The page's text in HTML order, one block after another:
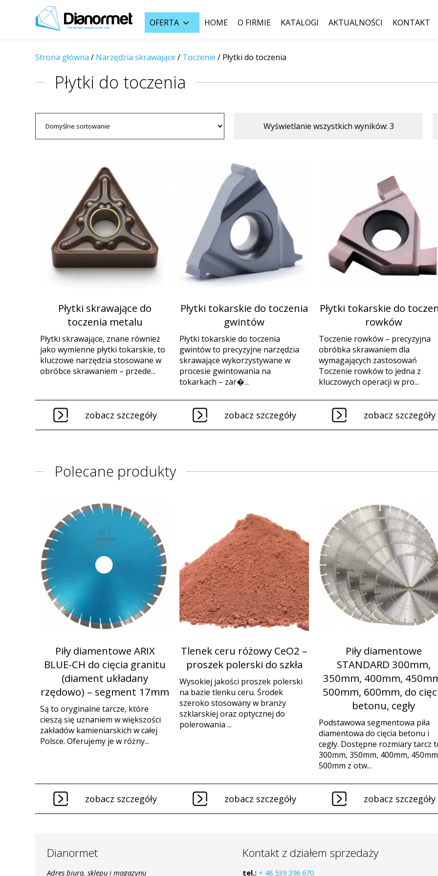
OFERTA HOME O FIRMIE KATALOGI AKTUALNOŚCI KONTAKT
Strona główna / Narzędzia skrawające / Toczenie / Płytki do toczenia
Płytki do toczenia
Wyświetlanie wszystkich wyników: 3
Płytki skrawające do
toczenia metalu
Płytki skrawające, znane również
jako wymienne płytki tokarskie, to
kluczowe narzędzia stosowane w
obróbce skrawaniem – przede...
zobacz szczegóły
Płytki tokarskie do toczenia
gwintów
Płytki tokarskie do toczenia
gwintów to precyzyjne narzędzia
skrawające wykorzystywane w
procesie gwintowania na
tokarkach – zar�...
zobacz szczegóły
Płytki tokarskie do
rowków
Toczenie rowków – precyzyjna
obróbka skrawaniem dla
wymagających zastosowań
Toczenie rowków to jedna z
kluczowych operacji w pro...
zobacz szczegóły
Polecane produkty
Piły diamentowe ARIX
BLUE-CH do cięcia granitu
(diament układany
rzędowo) – segment 17mm
Są to oryginalne tarcze, które
cieszą się uznaniem w większości
zakładów kamieniarskich w całej
Polsce. Oferujemy je w różny...
zobacz szczegóły
Tlenek ceru różowy CeO2 –
proszek polerski do szkła
Wysokiej jakości proszek polerski
na bazie tlenku ceru. Środek
szeroko stosowany w branży
szklarskiej oraz optycznej do
polerowania ...
zobacz szczegóły
Piły diamentowe
STANDARD 300mm,
350mm, 400mm,
500mm, 600mm, do
betonu, cegły
Podstawowa segmentowa piła
diamentowa do cięcia betonu i
cegły. Dostępne rozmiary tarcz
300mm, 350mm, 400mm,
500mm z otw...
zobacz szczegóły
Dianormet
Adres biura, sklepu i magazynu
Kontakt z działem sprzedaży
tel.: + 48 539 396 670